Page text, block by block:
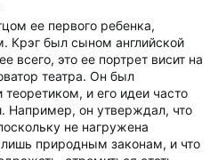
ее первого ребенка,
Крэг был сыном английской
всего, это ее портрет висит на
театра. Он был
и его идеи часто
Например, он утверждал, что
не нагружена
лишь природным законам, и что